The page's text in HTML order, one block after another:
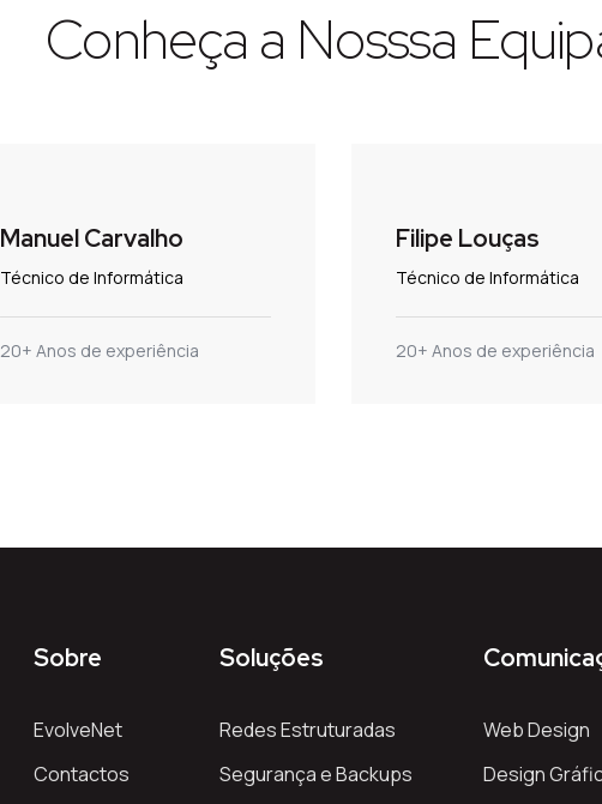
Conheça a Nosssa
Manuel Carvalho
Técnico de Informática
20+ Anos de experiência
Filipe Louças
Técnico de Informática
20+ Anos de experiência
Sobre
EvolveNet
Contactos
Soluções
Redes Estruturadas
Segurança e Backups
Web Design
Design